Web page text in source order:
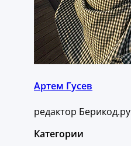
Артем Гусев
редактор Берикод.ру
Категории